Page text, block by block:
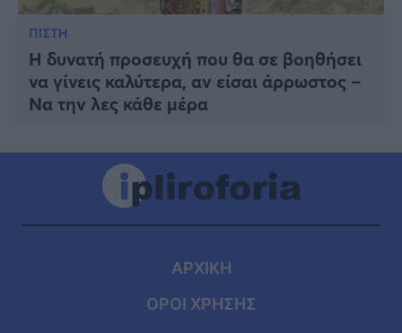
ΠΙΣΤΗ
Η δυνατή προσευχή που θα σε βοηθήσει
να γίνεις καλύτερα, αν είσαι άρρωστος –
Να την λες κάθε μέρα
ΑΡΧΙΚΗ
ΟΡΟΙ ΧΡΗΣΗΣ